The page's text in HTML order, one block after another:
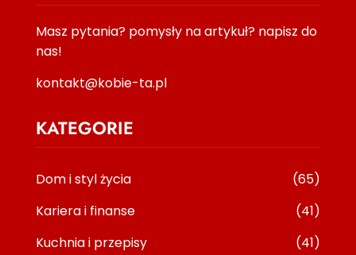
Masz pytania? pomysły na artykuł? napisz do
nas!
kontakt@kobie-ta.pl
KATEGORIE
Dom i styl życia
(65)
Kariera i finanse
(41)
Kuchnia i przepisy
(41)